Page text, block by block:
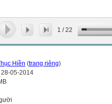
1 /22
Hiền (trang riêng)
28-05-2014